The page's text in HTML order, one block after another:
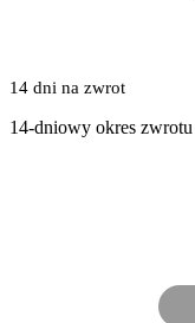
14 dni na zwrot
14-dniowy okres zwrotu